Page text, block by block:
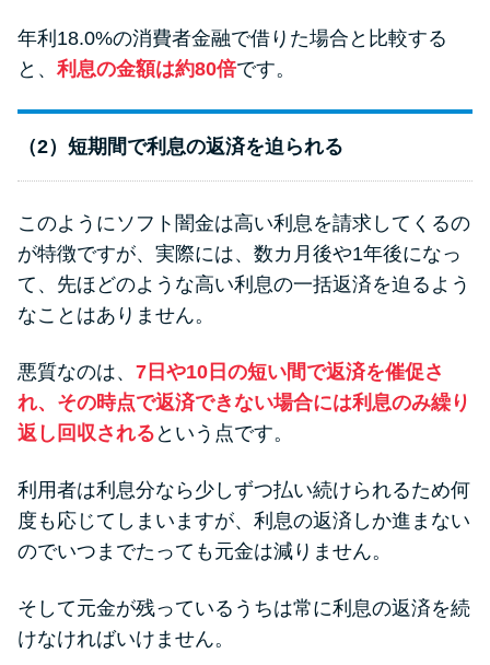
年利18.0%の消費者金融で借りた場合と比較する
と、 利息の金額は約80倍です。
（2）短期間で利息の返済を迫られる
このようにソフト闇金は高い利息を請求してくるの
が特徴ですが、実際には、数カ月後や1年後になっ
て、先ほどのような高い利息の一括返済を迫るよう
なことはありません。
悪質なのは、 7日や10日の短い間で返済を催促さ
れ、その時点で返済できない場合には利息のみ繰り
返し回収される という点です。
利用者は利息分なら少しずつ払い続けられるため何
度も応じてしまいますが、利息の返済しか進まない
のでいつまでたっても元金は減りません。
そして元金が残っているうちは常に利息の返済を続
けなければいけません。